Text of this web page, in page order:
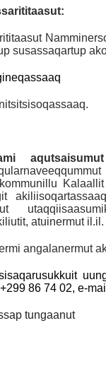
susassaqartup
atuinermut
angalanermut
86 74 02, e-
tungaanut